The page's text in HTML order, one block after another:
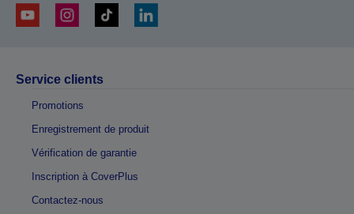
Service clients
Promotions
Enregistrement de produit
Vérification de garantie
Inscription à CoverPlus
Contactez-nous